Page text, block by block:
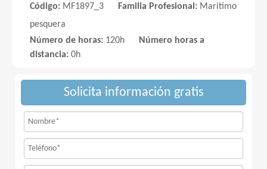
Código: MF1897_3 Familia Profesional: Maritimo
pesquera
Número de horas: 120h
Número horas a
distancia: 0h
Solicita información gratis